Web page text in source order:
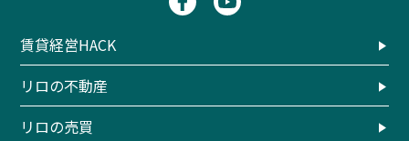
リロの不動産
賃貸経営HACK
リロの売買